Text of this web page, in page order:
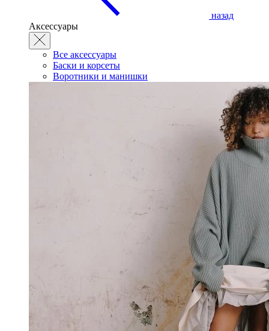
назад
Аксессуары
Все аксессуары
Баски и корсеты
Воротники и манишки